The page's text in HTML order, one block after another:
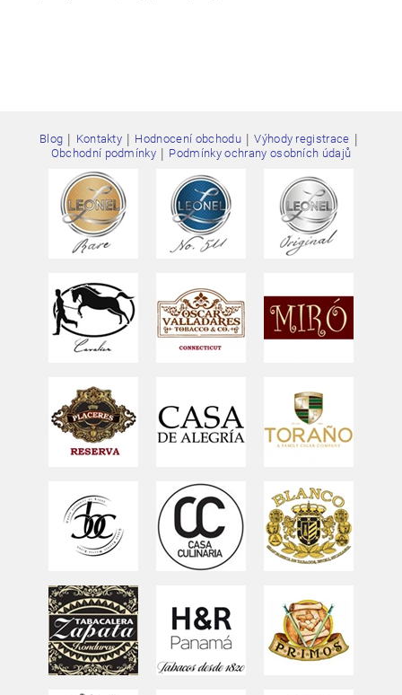
Vložením hodnocení souhlasíte spodmínkami ochrany
osobních údajů
Blog | Kontakty | Hodnocení obchodu | Výhody registrace |
Obchodní podmínky | Podmínky ochrany osobních údajů